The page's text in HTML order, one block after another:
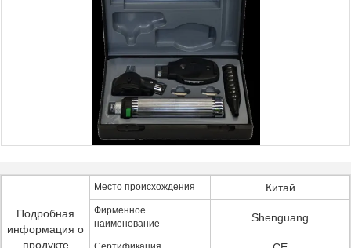
Подробная
информация о
продукте
Место происхождения Китай
Фирменное
наименование
Shenguang